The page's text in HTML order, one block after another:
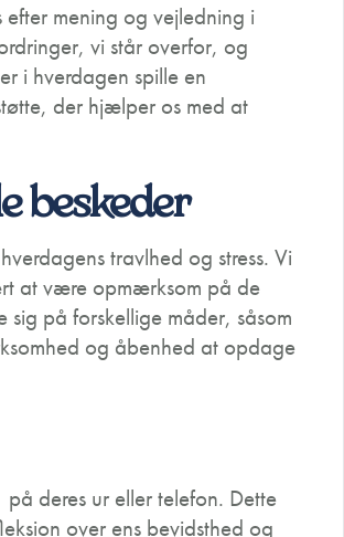
mening og vejledning i
vi står overfor, og
i hverdagen spille en
der hjælper os med at
beskeder
travlhed og stress. Vi
at være opmærksom på de
sig på forskellige måder, såsom
og åbenhed at opdage
deres ur eller telefon. Dette
over ens bevidsthed og